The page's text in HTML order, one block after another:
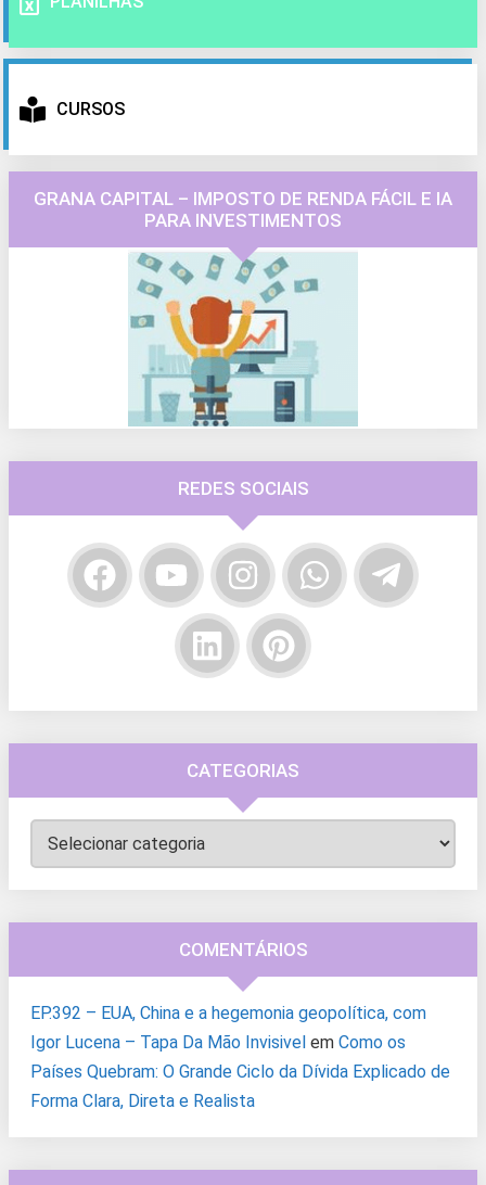
CURSOS
GRANA CAPITAL – IMPOSTO DE RENDA FÁCIL E IA
PARA INVESTIMENTOS
REDES SOCIAIS
CATEGORIAS
Categorias
COMENTÁRIOS
EP.392 – EUA, China e a hegemonia geopolítica, com
Igor Lucena – Tapa Da Mão Invisivel em Como os
Países Quebram: O Grande Ciclo da Dívida Explicado de
Forma Clara, Direta e Realista